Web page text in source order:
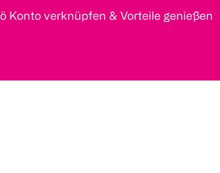
Konto verknüpfen & Vorteile genießen